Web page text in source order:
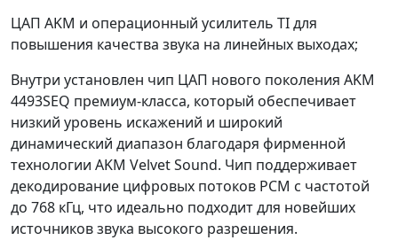
ЦАП AKM и операционный усилитель TI для
повышения качества звука на линейных выходах;
Внутри установлен чип ЦАП нового поколения AKM
4493SEQ премиум-класса, который обеспечивает
низкий уровень искажений и широкий
динамический диапазон благодаря фирменной
технологии AKM Velvet Sound. Чип поддерживает
декодирование цифровых потоков PCM с частотой
до 768 кГц, что идеально подходит для новейших
источников звука высокого разрешения.